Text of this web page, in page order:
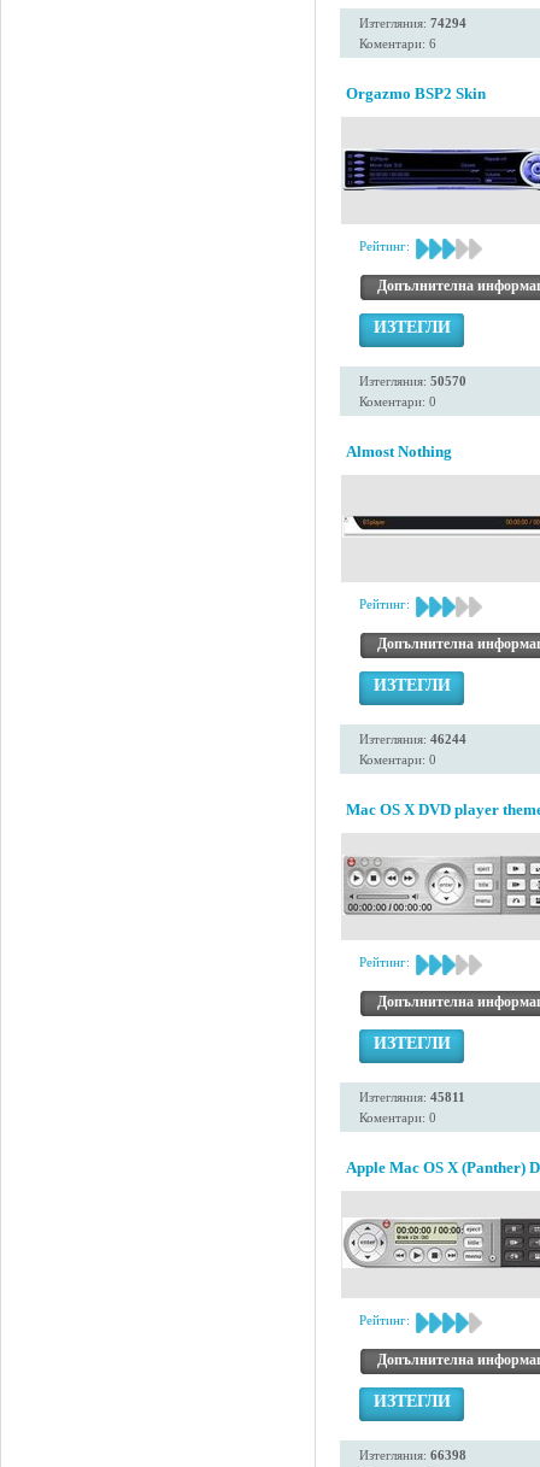
Изтегляния: 74294
Коментари: 6
Orgazmo BSP2 Skin
Рейтинг:
Допълнителна
ИЗТЕГЛИ
Изтегляния: 50570
Коментари: 0
Almost Nothing
Рейтинг:
Допълнителна
ИЗТЕГЛИ
Изтегляния: 46244
Коментари: 0
Mac OS X DVD player
Рейтинг:
Допълнителна
ИЗТЕГЛИ
Изтегляния: 45811
Коментари: 0
Apple Mac OS X (Panther)
Рейтинг:
Допълнителна
ИЗТЕГЛИ
Изтегляния: 66398